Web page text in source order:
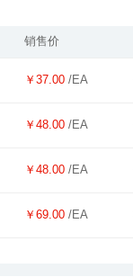
销售价
￥37.00 /EA
￥48.00 /EA
￥48.00 /EA
￥69.00 /EA